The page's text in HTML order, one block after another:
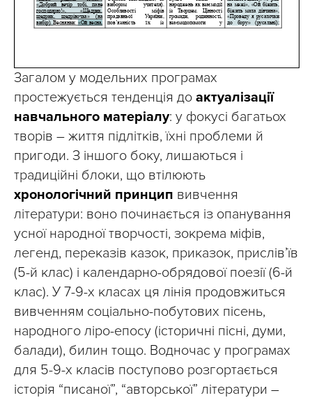
Загалом у модельних програмах
простежується тенденція до актуалізації
навчального матеріалу: у фокусі багатьох
творів – життя підлітків, їхні проблеми й
пригоди. З іншого боку, лишаються і
традиційні блоки, що втілюють
хронологічний принцип вивчення
літератури: воно починається із опанування
усної народної творчості, зокрема міфів,
легенд, переказів казок, приказок, прислів’їв
(5-й клас) і календарно-обрядової поезії (6-й
клас). У 7-9-х класах ця лінія продовжиться
вивченням соціально-побутових пісень,
народного ліро-епосу (історичні пісні, думи,
балади), билин тощо. Водночас у програмах
для 5-9-х класів поступово розгортається
історія “писаної”, “авторської” літератури –